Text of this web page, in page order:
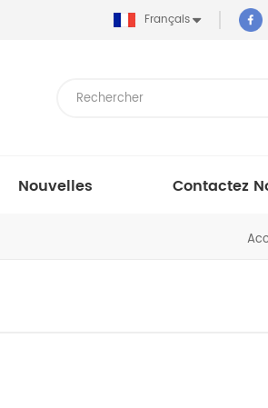
Français
Nouvelles Contactez